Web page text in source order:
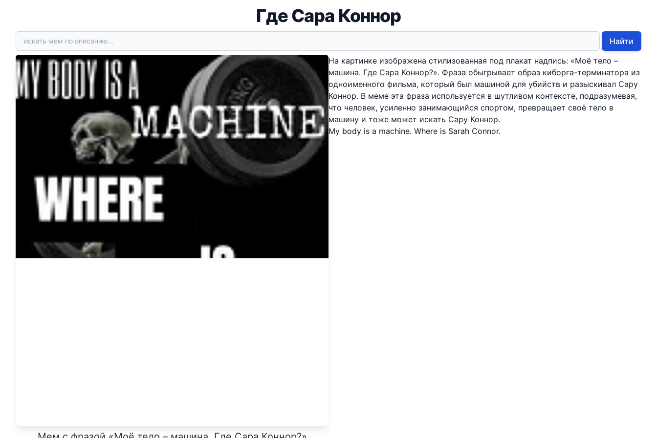
Где Сара Коннор
Найти
На картинке изображена стилизованная под плакат надпись: «Моё тело –
машина. Где Сара Коннор?». Фраза обыгрывает образ киборга-терминатора из
одноименного фильма, который был машиной для убийств и разыскивал Сару
Коннор. В меме эта фраза используется в шутливом контексте, подразумевая,
что человек, усиленно занимающийся спортом, превращает своё тело в
машину и тоже может искать Сару Коннор.
My body is a machine. Where is Sarah Connor.